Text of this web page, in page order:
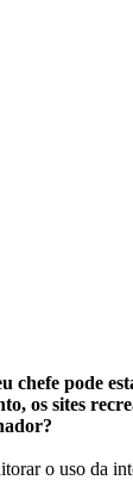
pode
os sites
o uso da